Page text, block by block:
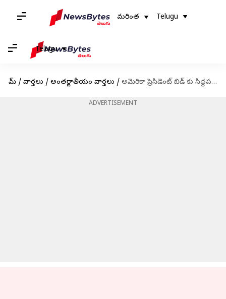
మరింత Telugu
Telugu
హోమ్ / వార్తలు / అంతర్జాతీయం వార్తలు / అమెరికా ప్రెసిడెంట్ బిడ్‌ కు సిద్దపడుతున్న భారతీయ-అమెరికన్ వివేక్ రామస్వామి
ADVERTISEMENT